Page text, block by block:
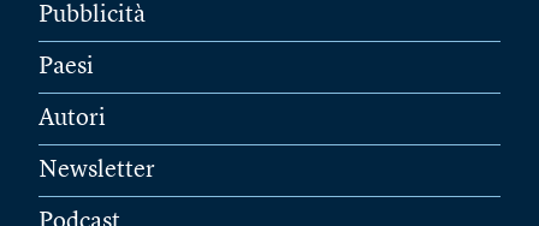
Pubblicità
Paesi
Autori
Newsletter